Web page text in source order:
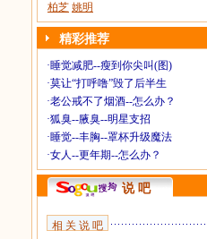
柏芝 姚明
精彩推荐
·睡觉减肥--瘦到你尖叫(图)
·莫让“打呼噜”毁了后半生
·老公戒不了烟酒--怎么办？
·狐臭--腋臭--明星支招
·睡觉--丰胸--罩杯升级魔法
·女人--更年期--怎么办？
说 吧
相 关 说 吧